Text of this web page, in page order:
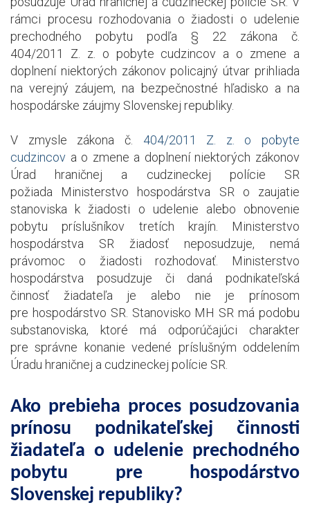
rámci procesu rozhodovania o žiadosti o udelenie
prechodného pobytu podľa § 22 zákona č.
404/2011 Z. z. o pobyte cudzincov a o zmene a
doplnení niektorých zákonov policajný útvar prihliada
na verejný záujem, na bezpečnostné hľadisko a na
hospodárske záujmy Slovenskej republiky.
V zmysle zákona č. 404/2011 Z. z. o pobyte
cudzincov a o zmene a doplnení niektorých zákonov
Úrad hraničnej a cudzineckej polície SR
požiada Ministerstvo hospodárstva SR o zaujatie
stanoviska k žiadosti o udelenie alebo obnovenie
pobytu príslušníkov tretích krajín. Ministerstvo
hospodárstva SR žiadosť neposudzuje, nemá
právomoc o žiadosti rozhodovať. Ministerstvo
hospodárstva posudzuje či daná podnikateľská
činnosť žiadateľa je alebo nie je prínosom
pre hospodárstvo SR. Stanovisko MH SR má podobu
substanoviska, ktoré má odporúčajúci charakter
pre správne konanie vedené príslušným oddelením
Úradu hraničnej a cudzineckej polície SR.
Ako prebieha proces posudzovania
prínosu podnikateľskej činnosti
žiadateľa o udelenie prechodného
pobytu pre hospodárstvo
Slovenskej republiky?